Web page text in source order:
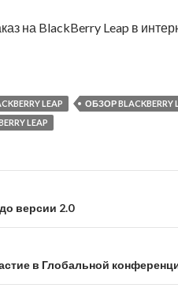
на BlackBerry Leap в
LEAP
ОБЗОР BLACKBERRY
LEAP
версии 2.0
в Глобальной